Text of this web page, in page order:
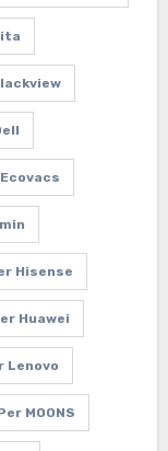
Hisense
Huawei
Lenovo
MOONS